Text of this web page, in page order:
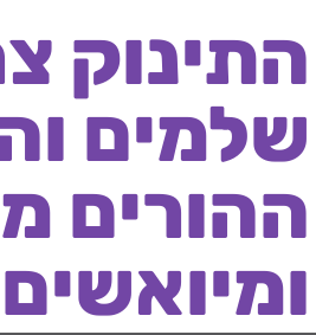
התינוק
שלמים
ההורים
ומיואשים